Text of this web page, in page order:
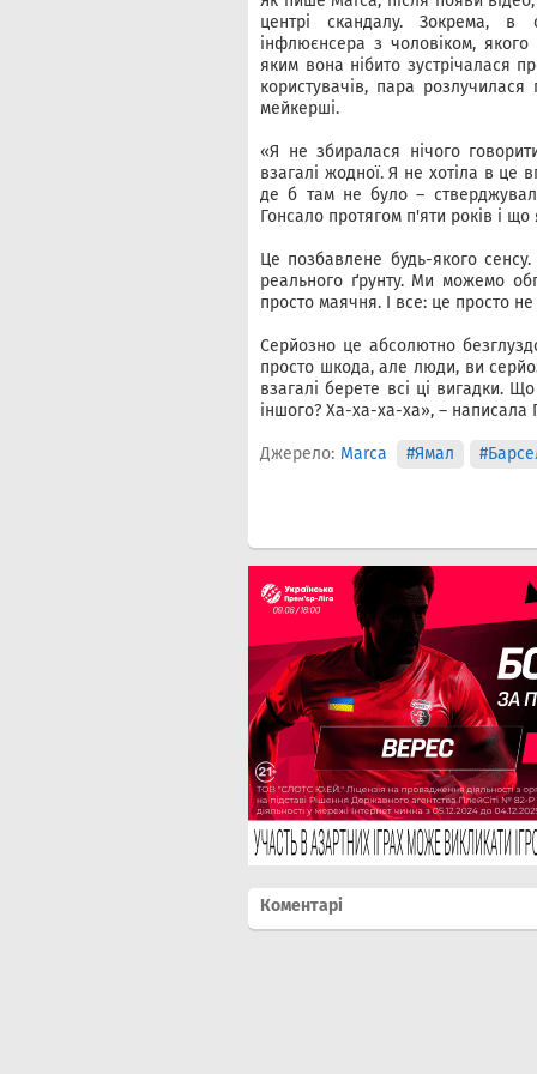
центрі скандалу. Зокрема, в
інфлюєнсера з чоловіком,
яким вона нібито зустрічалася
користувачів, пара
мейкерші.
«Я не збиралася нічого
взагалі жодної. Я не хотіла в це
де б там не було –
Гонсало протягом п'яти років і
Це позбавлене будь-якого
реального ґрунту. Ми можемо
просто маячня. І все: це просто
Серйозно це абсолютно
просто шкода, але люди, ви
взагалі берете всі ці вигадки.
іншого? Ха-ха-ха-ха», – написала
Джерело: Marca #Ямал
Коментарі